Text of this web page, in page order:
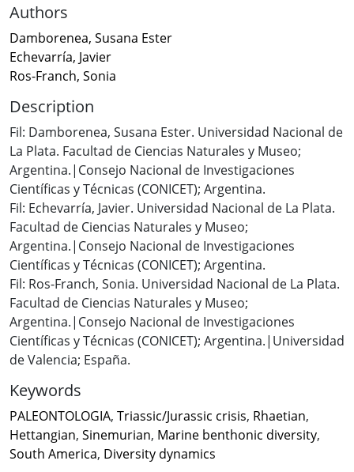
Authors
Damborenea, Susana Ester
Echevarría, Javier
Ros-Franch, Sonia
Description
Fil: Damborenea, Susana Ester. Universidad Nacional de
La Plata. Facultad de Ciencias Naturales y Museo;
Argentina.|Consejo Nacional de Investigaciones
Científicas y Técnicas (CONICET); Argentina.
Fil: Echevarría, Javier. Universidad Nacional de La Plata.
Facultad de Ciencias Naturales y Museo;
Argentina.|Consejo Nacional de Investigaciones
Científicas y Técnicas (CONICET); Argentina.
Fil: Ros-Franch, Sonia. Universidad Nacional de La Plata.
Facultad de Ciencias Naturales y Museo;
Argentina.|Consejo Nacional de Investigaciones
Científicas y Técnicas (CONICET); Argentina.|Universidad
de Valencia; España.
Keywords
PALEONTOLOGIA, Triassic/Jurassic crisis, Rhaetian,
Hettangian, Sinemurian, Marine benthonic diversity,
South America, Diversity dynamics